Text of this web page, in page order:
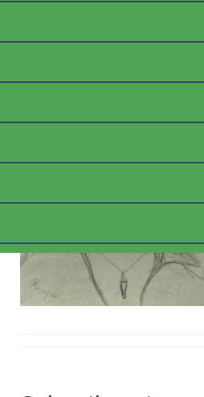
PORTRAIT J.